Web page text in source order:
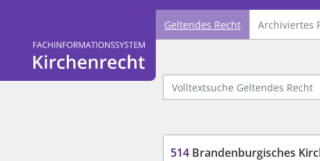
Logo Fachinformationssystem Kirchenrecht
Geltendes Recht Archiviertes
Volltextsuche Geltendes Recht
514 Brandenburgisches